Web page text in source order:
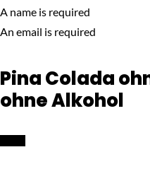
A name is required
An email is required
Pina Colada
ohne Alkohol